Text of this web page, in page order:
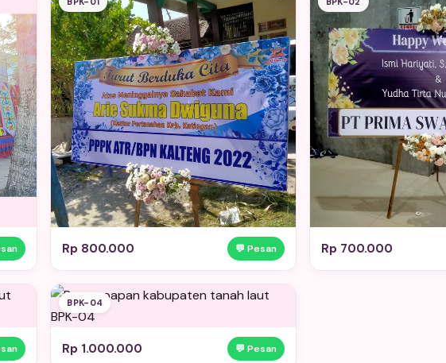
Rp 800.000 💬 Pesan Rp 700.000
BPK-04
Rp 1.000.000 💬 Pesan